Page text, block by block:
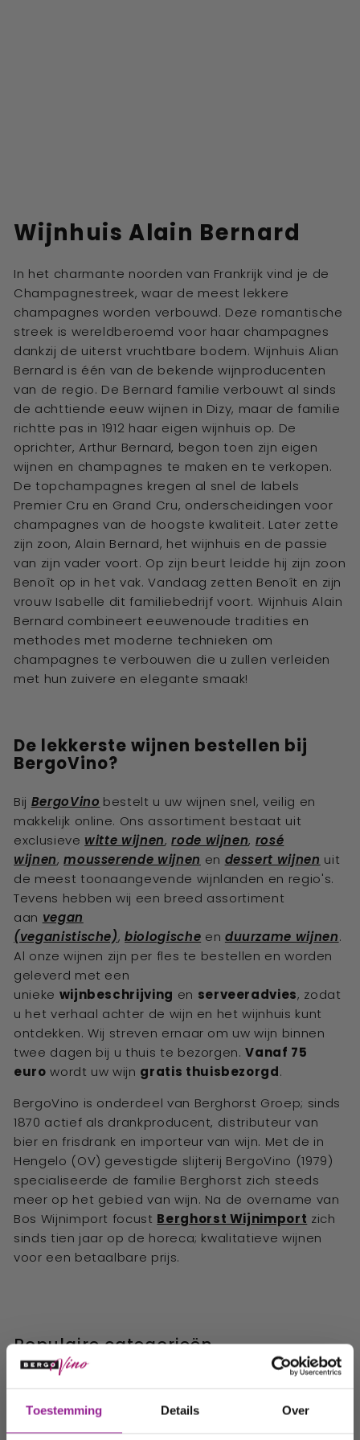
Toestemming Details Over
Wijnhuis Alain Bernard
In het charmante noorden van Frankrijk vind je de
Champagnestreek, waar de meest lekkere
champagnes worden verbouwd. Deze romantische
streek is wereldberoemd voor haar champagnes
dankzij de uiterst vruchtbare bodem. Wijnhuis Alian
Bernard is één van de bekende wijnproducenten
van de regio. De Bernard familie verbouwt al sinds
de achttiende eeuw wijnen in Dizy, maar de familie
richtte pas in 1912 haar eigen wijnhuis op. De
oprichter, Arthur Bernard, begon toen zijn eigen
wijnen en champagnes te maken en te verkopen.
De topchampagnes kregen al snel de labels
Premier Cru en Grand Cru, onderscheidingen voor
champagnes van de hoogste kwaliteit. Later zette
zijn zoon, Alain Bernard, het wijnhuis en de passie
van zijn vader voort. Op zijn beurt leidde hij zijn zoon
Benoît op in het vak. Vandaag zetten Benoît en zijn
vrouw Isabelle dit familiebedrijf voort. Wijnhuis Alain
Bernard combineert eeuwenoude tradities en
methodes met moderne technieken om
champagnes te verbouwen die u zullen verleiden
met hun zuivere en elegante smaak!
De lekkerste wijnen bestellen bij
BergoVino?
Bij BergoVino bestelt u uw wijnen snel, veilig en
makkelijk online. Ons assortiment bestaat uit
exclusieve witte wijnen, rode wijnen, rosé
wijnen, mousserende wijnen en dessert wijnen uit
de meest toonaangevende wijnlanden en regio's.
Tevens hebben wij een breed assortiment
aan vegan
(veganistische), biologische en duurzame wijnen.
Al onze wijnen zijn per fles te bestellen en worden
geleverd met een
unieke wijnbeschrijving en serveeradvies, zodat
u het verhaal achter de wijn en het wijnhuis kunt
ontdekken. Wij streven ernaar om uw wijn binnen
twee dagen bij u thuis te bezorgen. Vanaf 75
euro wordt uw wijn gratis thuisbezorgd.
BergoVino is onderdeel van Berghorst Groep; sinds
1870 actief als drankproducent, distributeur van
bier en frisdrank en importeur van wijn. Met de in
Hengelo (OV) gevestigde slijterij BergoVino (1979)
specialiseerde de familie Berghorst zich steeds
meer op het gebied van wijn. Na de overname van
Bos Wijnimport focust Berghorst Wijnimport zich
sinds tien jaar op de horeca; kwalitatieve wijnen
voor een betaalbare prijs.
Populaire categorieën
Ontvang 10%